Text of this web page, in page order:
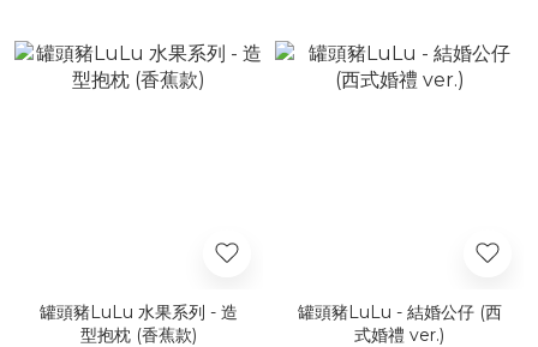
罐頭豬LuLu 水果系列 - 造
型抱枕 (香蕉款)
罐頭豬LuLu - 結婚公仔 (西
式婚禮 ver.)